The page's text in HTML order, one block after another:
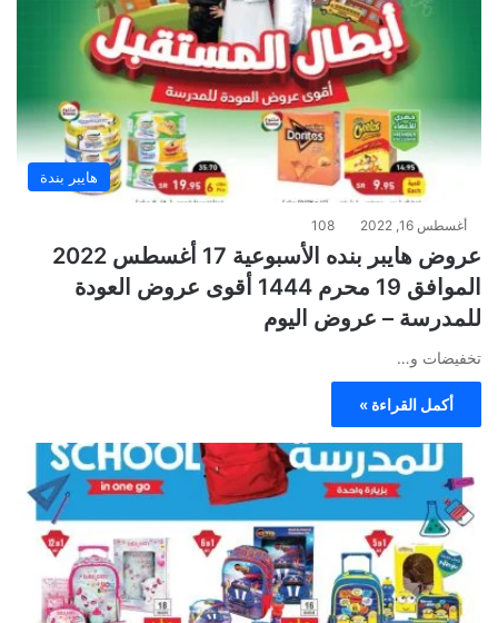
هايبر بندة
أغسطس 16, 2022 108
عروض هايبر بنده الأسبوعية 17 أغسطس 2022
الموافق 19 محرم 1444 أقوى عروض العودة
للمدرسة – عروض اليوم
تخفيضات و…
أكمل القراءة »